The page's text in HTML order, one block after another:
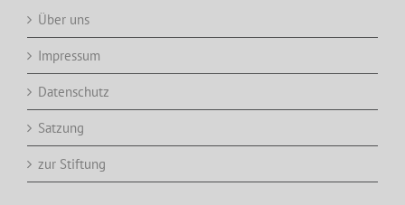
Über uns
Impressum
Datenschutz
Satzung
zur Stiftung